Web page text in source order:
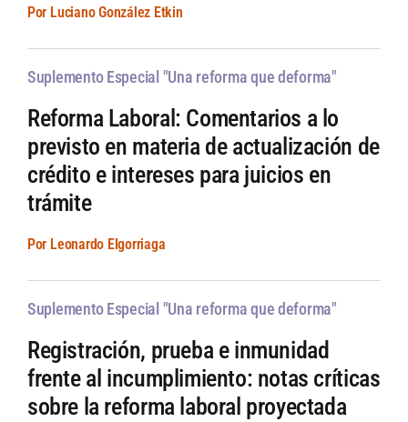
Por Luciano González Etkin
Suplemento Especial "Una reforma que deforma"
Reforma Laboral: Comentarios a lo
previsto en materia de actualización de
crédito e intereses para juicios en
trámite
Por Leonardo Elgorriaga
Suplemento Especial "Una reforma que deforma"
Registración, prueba e inmunidad
frente al incumplimiento: notas críticas
sobre la reforma laboral proyectada